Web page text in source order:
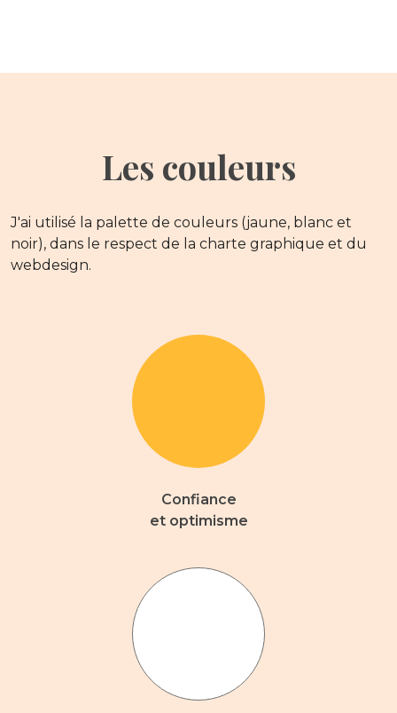
Les couleurs
J'ai utilisé la palette de couleurs (jaune, blanc et
noir), dans le respect de la charte graphique et du
webdesign.
Confiance
et optimisme